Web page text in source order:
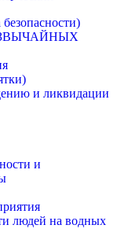
и ликвидации
и
людей на водных